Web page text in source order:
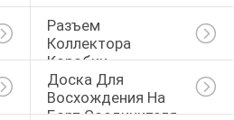
Разъем
Коллектора
Коробки
Доска Для
Восхождения На
Борт Соединителя